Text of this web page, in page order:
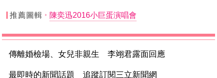
推薦圖輯 陳奕迅2016小巨蛋演唱會
傳離婚檢場、女兒非親生 李翊君露面回應
最即時的新聞話題 追蹤訂閱三立新聞網